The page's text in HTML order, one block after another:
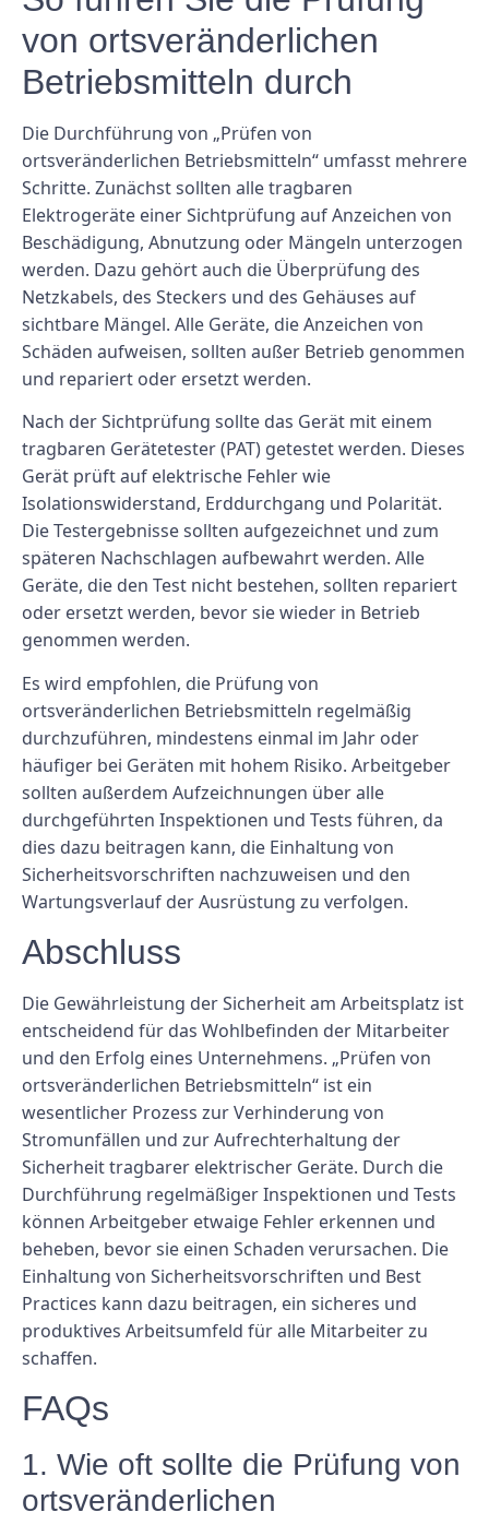
von ortsveränderlichen
Betriebsmitteln durch
Die Durchführung von „Prüfen von
ortsveränderlichen Betriebsmitteln“ umfasst mehrere
Schritte. Zunächst sollten alle tragbaren
Elektrogeräte einer Sichtprüfung auf Anzeichen von
Beschädigung, Abnutzung oder Mängeln unterzogen
werden. Dazu gehört auch die Überprüfung des
Netzkabels, des Steckers und des Gehäuses auf
sichtbare Mängel. Alle Geräte, die Anzeichen von
Schäden aufweisen, sollten außer Betrieb genommen
und repariert oder ersetzt werden.
Nach der Sichtprüfung sollte das Gerät mit einem
tragbaren Gerätetester (PAT) getestet werden. Dieses
Gerät prüft auf elektrische Fehler wie
Isolationswiderstand, Erddurchgang und Polarität.
Die Testergebnisse sollten aufgezeichnet und zum
späteren Nachschlagen aufbewahrt werden. Alle
Geräte, die den Test nicht bestehen, sollten repariert
oder ersetzt werden, bevor sie wieder in Betrieb
genommen werden.
Es wird empfohlen, die Prüfung von
ortsveränderlichen Betriebsmitteln regelmäßig
durchzuführen, mindestens einmal im Jahr oder
häufiger bei Geräten mit hohem Risiko. Arbeitgeber
sollten außerdem Aufzeichnungen über alle
durchgeführten Inspektionen und Tests führen, da
dies dazu beitragen kann, die Einhaltung von
Sicherheitsvorschriften nachzuweisen und den
Wartungsverlauf der Ausrüstung zu verfolgen.
Abschluss
Die Gewährleistung der Sicherheit am Arbeitsplatz ist
entscheidend für das Wohlbefinden der Mitarbeiter
und den Erfolg eines Unternehmens. „Prüfen von
ortsveränderlichen Betriebsmitteln“ ist ein
wesentlicher Prozess zur Verhinderung von
Stromunfällen und zur Aufrechterhaltung der
Sicherheit tragbarer elektrischer Geräte. Durch die
Durchführung regelmäßiger Inspektionen und Tests
können Arbeitgeber etwaige Fehler erkennen und
beheben, bevor sie einen Schaden verursachen. Die
Einhaltung von Sicherheitsvorschriften und Best
Practices kann dazu beitragen, ein sicheres und
produktives Arbeitsumfeld für alle Mitarbeiter zu
schaffen.
FAQs
1. Wie oft sollte die Prüfung von
ortsveränderlichen